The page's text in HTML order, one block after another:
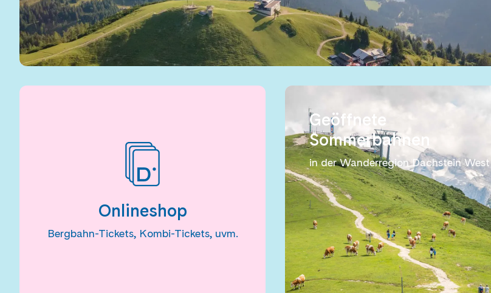
Onlineshop
Bergbahn-Tickets, Kombi-Tickets, uvm.
Geöffnete
Sommerbahnen
in der Wanderregion Dachstein West